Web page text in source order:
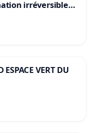
irréversible
VERT DU